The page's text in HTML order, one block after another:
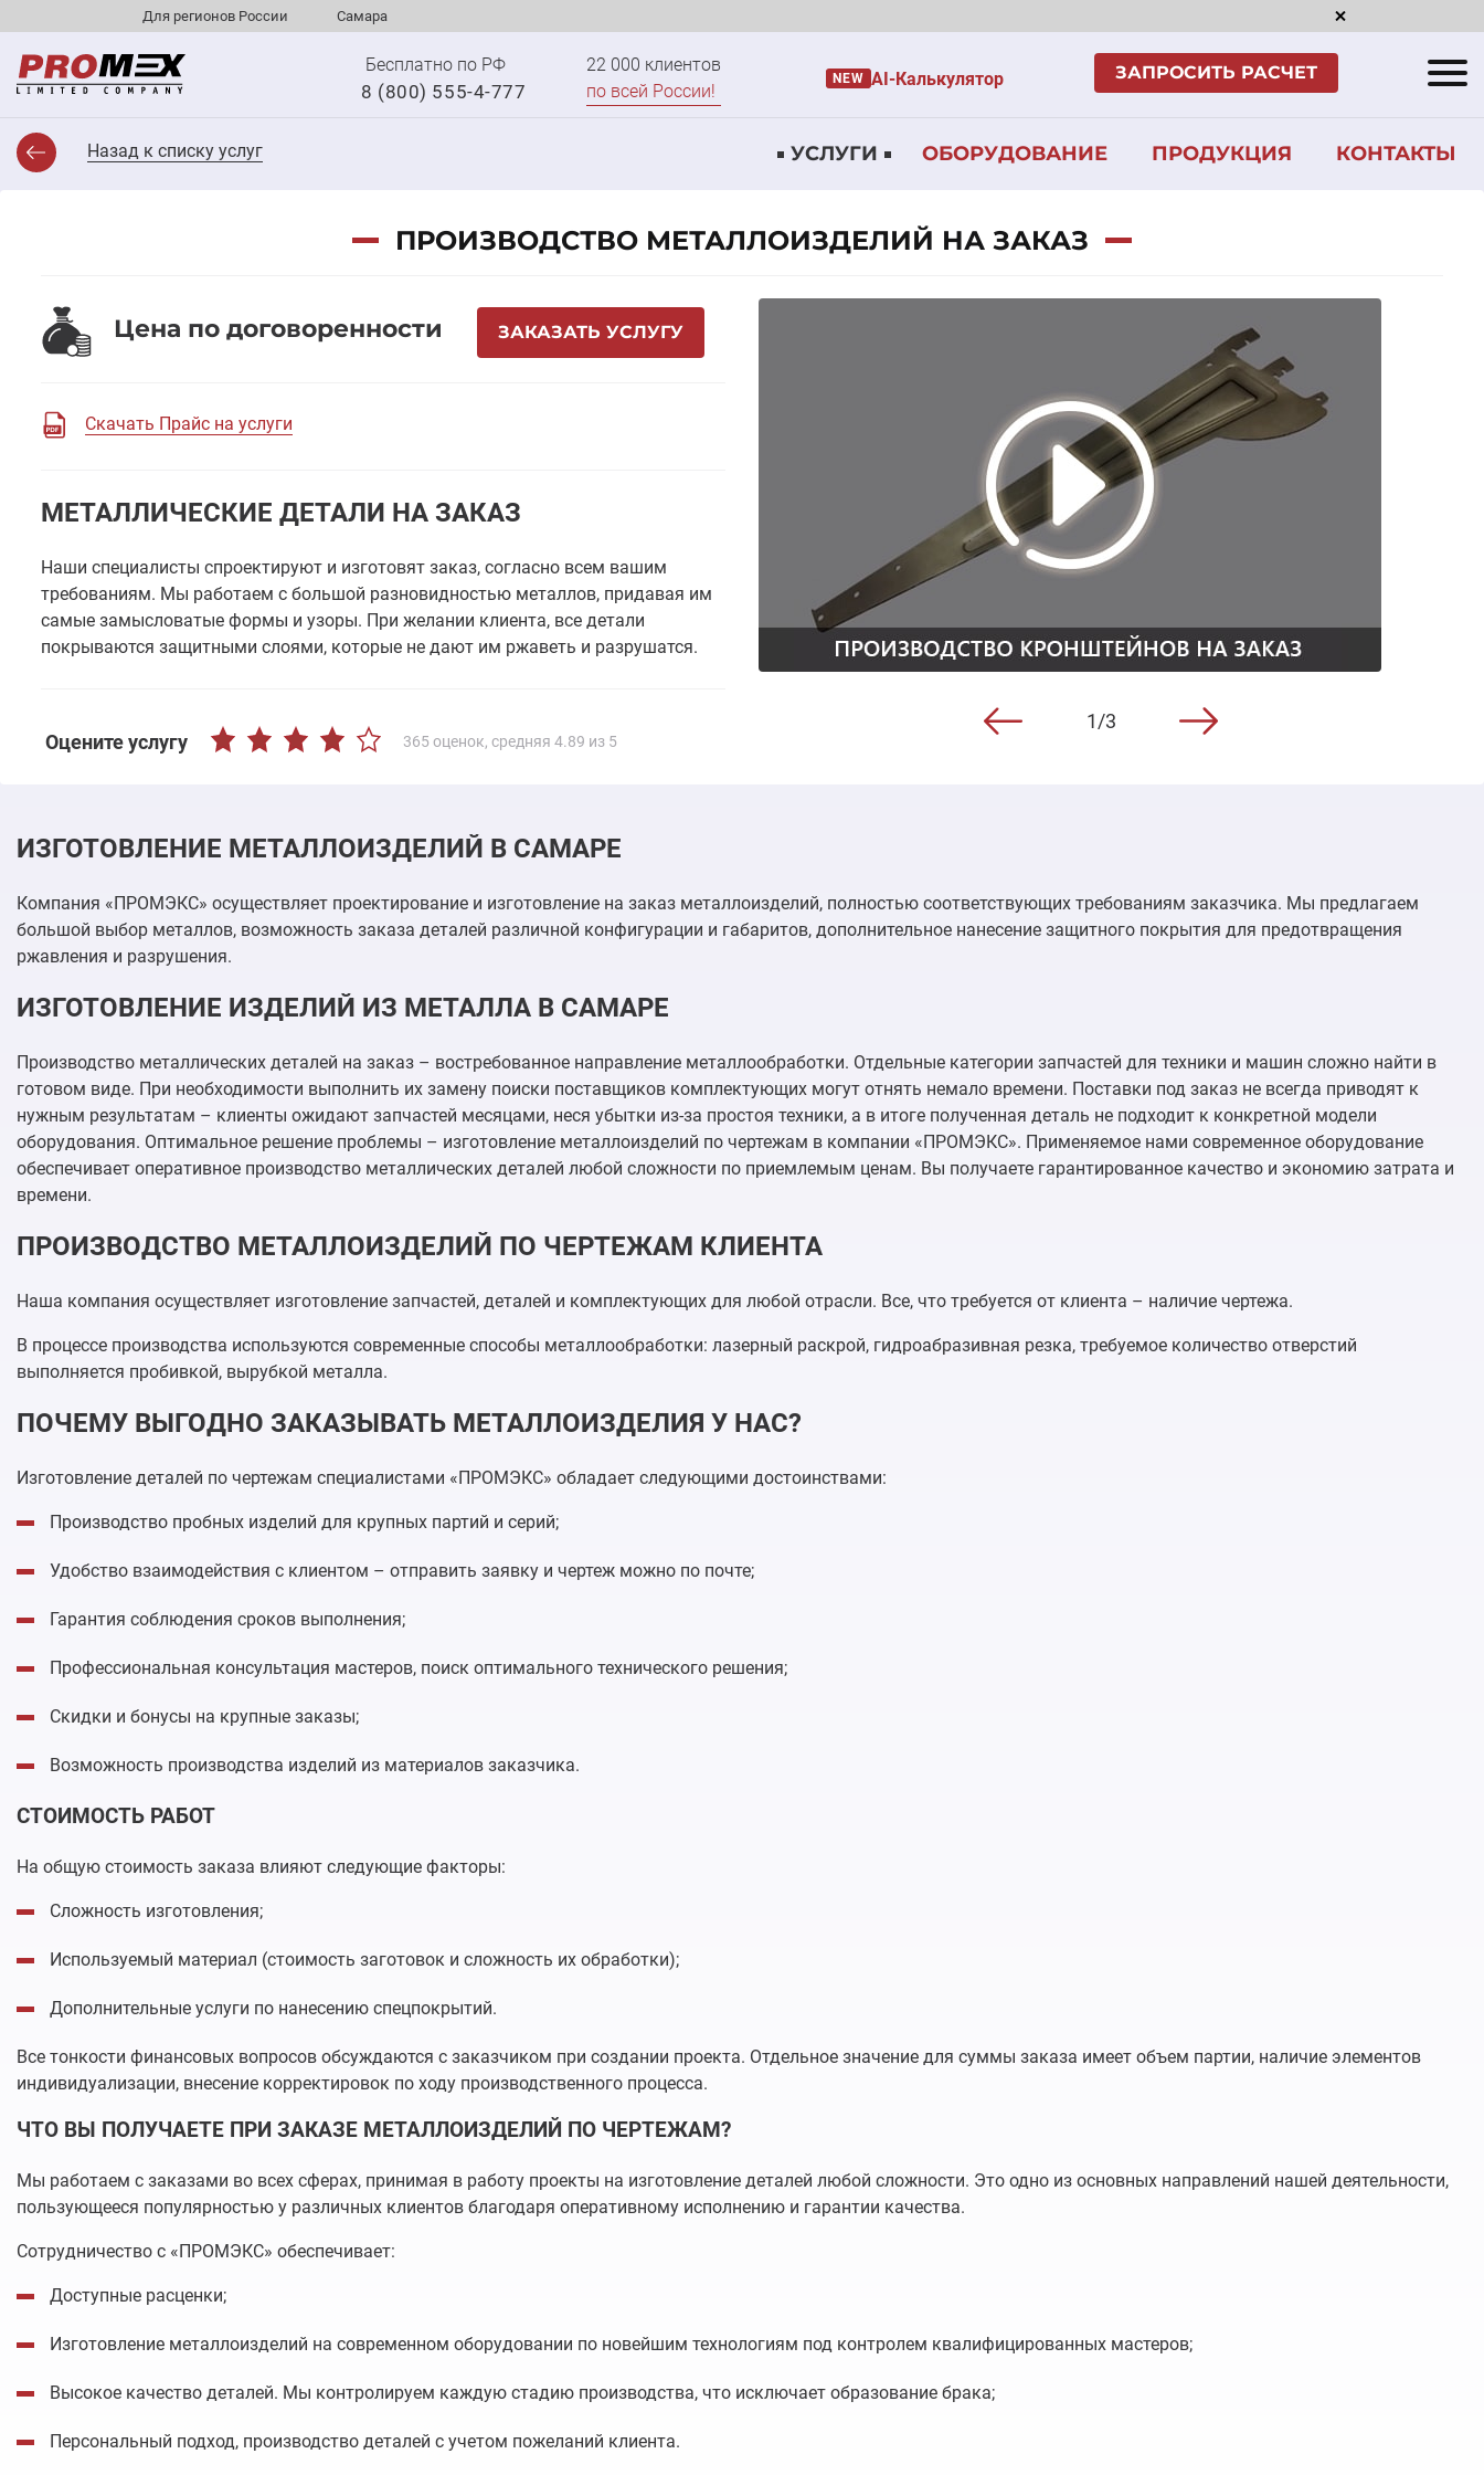
Для регионов России Самара
Бесплатно по РФ
8 (800) 555-4-777
22 000 клиентов
по всей России!
NEW AI-Калькулятор ЗАПРОСИТЬ РАСЧЕТ
УСЛУГИ ОБОРУДОВАНИЕ ПРОДУКЦИЯ КОНТАКТЫ
Назад к списку услуг
ПРОИЗВОДСТВО МЕТАЛЛОИЗДЕЛИЙ НА ЗАКАЗ
Цена по договоренности ЗАКАЗАТЬ УСЛУГУ
Скачать Прайс на услуги
МЕТАЛЛИЧЕСКИЕ ДЕТАЛИ НА ЗАКАЗ
Наши специалисты спроектируют и изготовят заказ, согласно всем вашим
требованиям. Мы работаем с большой разновидностью металлов, придавая им
самые замысловатые формы и узоры. При желании клиента, все детали
покрываются защитными слоями, которые не дают им ржаветь и разрушатся.
Оцените услугу 365оценок, средняя 4.89 из 5
1/3
ИЗГОТОВЛЕНИЕ МЕТАЛЛОИЗДЕЛИЙ В САМАРЕ
Компания «ПРОМЭКС» осуществляет проектирование и изготовление на заказ металлоизделий, полностью соответствующих требованиям заказчика. Мы предлагаем
большой выбор металлов, возможность заказа деталей различной конфигурации и габаритов, дополнительное нанесение защитного покрытия для предотвращения
ржавления и разрушения.
ИЗГОТОВЛЕНИЕ ИЗДЕЛИЙ ИЗ МЕТАЛЛА В САМАРЕ
Производство металлических деталей на заказ – востребованное направление металлообработки. Отдельные категории запчастей для техники и машин сложно найти в
готовом виде. При необходимости выполнить их замену поиски поставщиков комплектующих могут отнять немало времени. Поставки под заказ не всегда приводят к
нужным результатам – клиенты ожидают запчастей месяцами, неся убытки из-за простоя техники, а в итоге полученная деталь не подходит к конкретной модели
оборудования. Оптимальное решение проблемы – изготовление металлоизделий по чертежам в компании «ПРОМЭКС». Применяемое нами современное оборудование
обеспечивает оперативное производство металлических деталей любой сложности по приемлемым ценам. Вы получаете гарантированное качество и экономию затрата и
времени.
ПРОИЗВОДСТВО МЕТАЛЛОИЗДЕЛИЙ ПО ЧЕРТЕЖАМ КЛИЕНТА
Наша компания осуществляет изготовление запчастей, деталей и комплектующих для любой отрасли. Все, что требуется от клиента – наличие чертежа.
В процессе производства используются современные способы металлообработки: лазерный раскрой, гидроабразивная резка, требуемое количество отверстий
выполняется пробивкой, вырубкой металла.
ПОЧЕМУ ВЫГОДНО ЗАКАЗЫВАТЬ МЕТАЛЛОИЗДЕЛИЯ У НАС?
Изготовление деталей по чертежам специалистами «ПРОМЭКС» обладает следующими достоинствами:
Производство пробных изделий для крупных партий и серий;
Удобство взаимодействия с клиентом – отправить заявку и чертеж можно по почте;
Гарантия соблюдения сроков выполнения;
Профессиональная консультация мастеров, поиск оптимального технического решения;
Скидки и бонусы на крупные заказы;
Возможность производства изделий из материалов заказчика.
СТОИМОСТЬ РАБОТ
На общую стоимость заказа влияют следующие факторы:
Сложность изготовления;
Используемый материал (стоимость заготовок и сложность их обработки);
Дополнительные услуги по нанесению спецпокрытий.
Все тонкости финансовых вопросов обсуждаются с заказчиком при создании проекта. Отдельное значение для суммы заказа имеет объем партии, наличие элементов
индивидуализации, внесение корректировок по ходу производственного процесса.
ЧТО ВЫ ПОЛУЧАЕТЕ ПРИ ЗАКАЗЕ МЕТАЛЛОИЗДЕЛИЙ ПО ЧЕРТЕЖАМ?
Мы работаем с заказами во всех сферах, принимая в работу проекты на изготовление деталей любой сложности. Это одно из основных направлений нашей деятельности,
пользующееся популярностью у различных клиентов благодаря оперативному исполнению и гарантии качества.
Сотрудничество с «ПРОМЭКС» обеспечивает:
Доступные расценки;
Изготовление металлоизделий на современном оборудовании по новейшим технологиям под контролем квалифицированных мастеров;
Высокое качество деталей. Мы контролируем каждую стадию производства, что исключает образование брака;
Персональный подход, производство деталей с учетом пожеланий клиента.